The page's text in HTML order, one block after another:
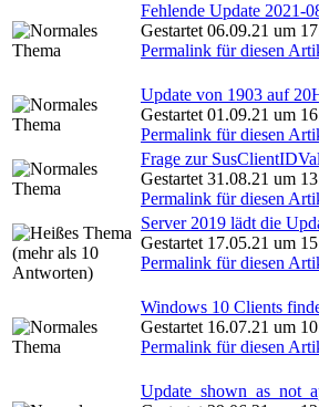
Fehlende Update 2021-
Gestartet 06.09.21 um
Permalink für diesen
Update von 1903 auf
Gestartet 01.09.21 um
Permalink für diesen
Frage zur
Gestartet 31.08.21 um
Permalink für diesen
Server 2019 lädt die
Gestartet 17.05.21 um
Permalink für diesen
Windows 10 Clients
Gestartet 16.07.21 um
Permalink für diesen